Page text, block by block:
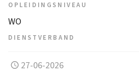
OPLEIDINGSNIVEAU
WO
DIENSTVERBAND
27-06-2026